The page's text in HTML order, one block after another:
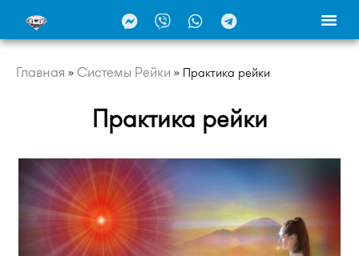
Главная » Системы Рейки » Практика рейки
Практика рейки